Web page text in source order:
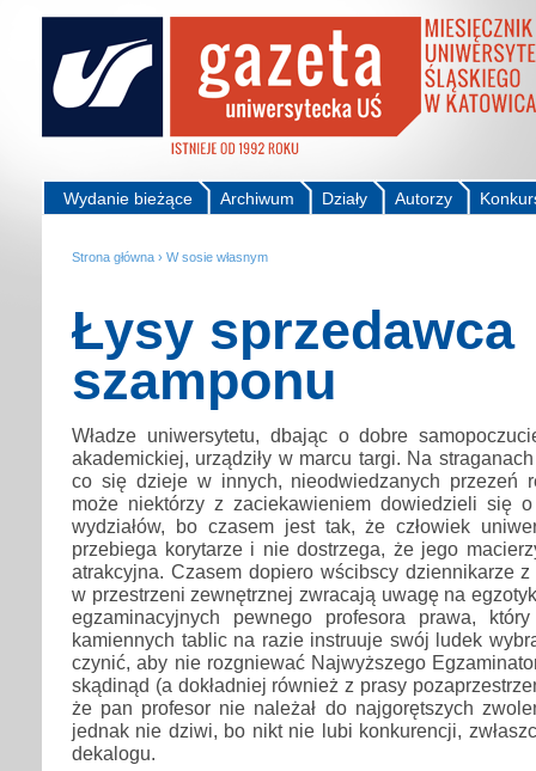
Autorzy
Działy
Archiwum
Wydanie bieżące
Strona główna › W sosie własnym
Łysy sprzedawca
szamponu
Władze uniwersytetu, dbając o dobre
akademickiej, urządziły w marcu targi. Na
co się dzieje w innych, nieodwiedzanych przezeń
może niektórzy z zaciekawieniem dowiedzieli się
wydziałów, bo czasem jest tak, że człowiek
przebiega korytarze i nie dostrzega, że jego
atrakcyjna. Czasem dopiero wścibscy dziennikarze
w przestrzeni zewnętrznej zwracają uwagę na
egzaminacyjnych pewnego profesora prawa,
kamiennych tablic na razie instruuje swój ludek
czynić, aby nie rozgniewać Najwyższego
skądinąd (a dokładniej również z prasy
że pan profesor nie należał do najgorętszych
jednak nie dziwi, bo nikt nie lubi konkurencji,
dekalogu.